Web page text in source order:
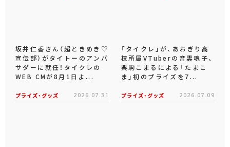
坂井仁香さん（超ときめき♡
宣伝部）がタイトーのアンバ
サダーに就任！タイクレの
WEB CMが8月1日よ...
プライズ・グッズ 2026.07.31
「タイクレ」が、あおぎり高
校所属VTuberの音霊魂子、
栗駒こまるによる「たまこ
ま」初のプライズを7...
プライズ・グッズ 2026.07.09